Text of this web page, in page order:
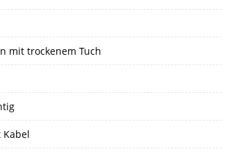
mit trockenem Tuch